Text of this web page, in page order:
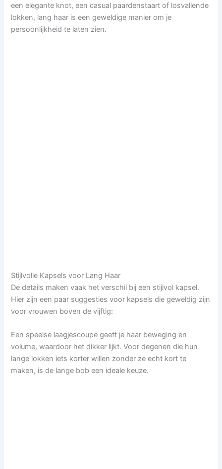
een elegante knot, een casual paardenstaart of losvallende
lokken, lang haar is een geweldige manier om je
persoonlijkheid te laten zien.
Stijlvolle Kapsels voor Lang Haar
De details maken vaak het verschil bij een stijlvol kapsel.
Hier zijn een paar suggesties voor kapsels die geweldig zijn
voor vrouwen boven de vijftig:
Een speelse laagjescoupe geeft je haar beweging en
volume, waardoor het dikker lijkt. Voor degenen die hun
lange lokken iets korter willen zonder ze echt kort te
maken, is de lange bob een ideale keuze.